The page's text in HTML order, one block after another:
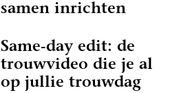
samen inrichten
Same-day edit: de
trouwvideo die je al
op jullie trouwdag